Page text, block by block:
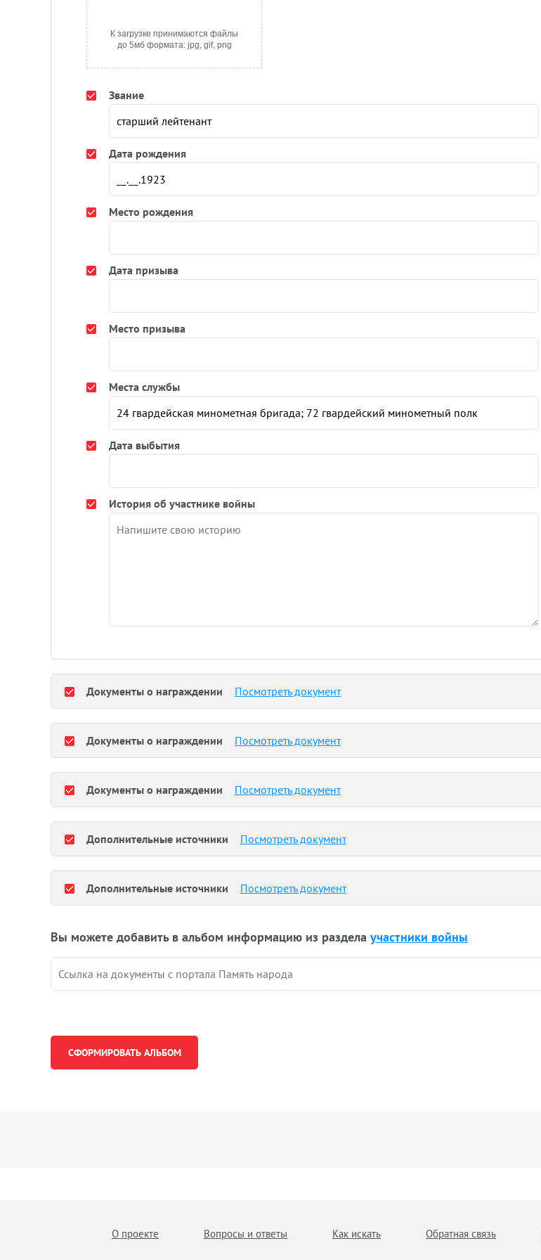
К загрузке принимаются файлы
до 5мб формата: jpg, gif, png
Звание
Дата рождения
Место рождения
Дата призыва
Место призыва
Места службы
Дата выбытия
История об участнике войны
Документы о награждении Посмотреть документ
Документы о награждении Посмотреть документ
Документы о награждении Посмотреть документ
Дополнительные источники Посмотреть документ
Дополнительные источники Посмотреть документ
Вы можете добавить в альбом информацию из раздела участники войны
О проекте Вопросы и ответы Как искать Обратная связь